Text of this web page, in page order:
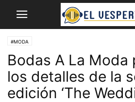
#MODA
Bodas A La Moda
los detalles de la
edición ‘The